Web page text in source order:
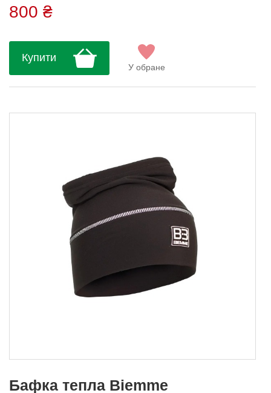
для літніх тренувань та активного
відпочинку....
800 ₴
Купити
У обране
Бафка тепла Biemme